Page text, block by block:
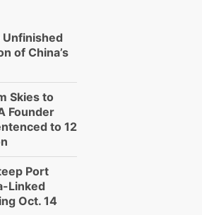
Unfinished
of China’s
Skies to
Founder
to 12
Port
Linked
Oct. 14